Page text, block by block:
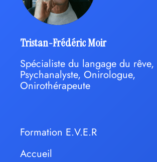
Tristan-Frédéric Moir
Spécialiste du langage du rêve,
Psychanalyste, Onirologue,
Onirothérapeute
Formation E.V.E.R
Accueil